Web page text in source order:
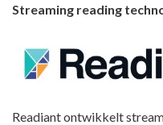
Streaming reading
Readiant ontwikkelt